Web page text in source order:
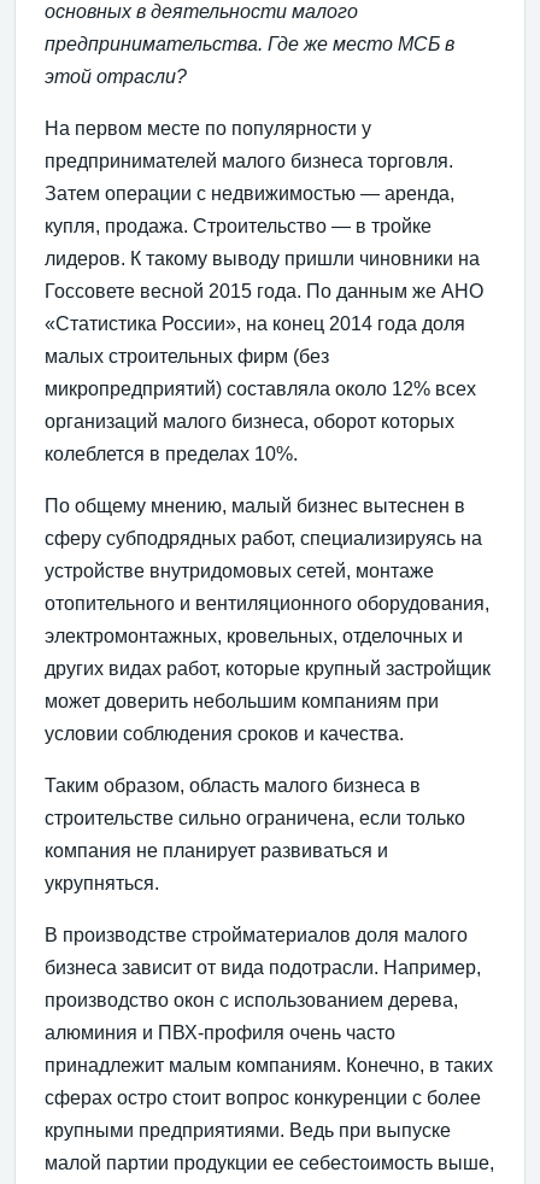
основных в деятельности малого
предпринимательства. Где же место МСБ в
этой отрасли?
На первом месте по популярности у
предпринимателей малого бизнеса торговля.
Затем операции с недвижимостью — аренда,
купля, продажа. Строительство — в тройке
лидеров. К такому выводу пришли чиновники на
Госсовете весной 2015 года. По данным же АНО
«Статистика России», на конец 2014 года доля
малых строительных фирм (без
микропредприятий) составляла около 12% всех
организаций малого бизнеса, оборот которых
колеблется в пределах 10%.
По общему мнению, малый бизнес вытеснен в
сферу субподрядных работ, специализируясь на
устройстве внутридомовых сетей, монтаже
отопительного и вентиляционного оборудования,
электромонтажных, кровельных, отделочных и
других видах работ, которые крупный застройщик
может доверить небольшим компаниям при
условии соблюдения сроков и качества.
Таким образом, область малого бизнеса в
строительстве сильно ограничена, если только
компания не планирует развиваться и
укрупняться.
В производстве стройматериалов доля малого
бизнеса зависит от вида подотрасли. Например,
производство окон с использованием дерева,
алюминия и ПВХ-профиля очень часто
принадлежит малым компаниям. Конечно, в таких
сферах остро стоит вопрос конкуренции с более
крупными предприятиями. Ведь при выпуске
малой партии продукции ее себестоимость выше,